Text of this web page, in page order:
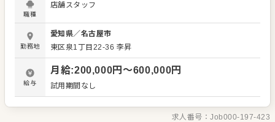
に関わる幅広いスキルを身につけられます。 よりよいお店
迎です。 【具体的には…】 ・お席へのご案内、オーダーテ
イク、レジ対応など接客全般 ・ドリンク作り、提供 ・予約
管理、電話対応 ・仕込みから盛り付けまでの調理業務 ・食
材の仕入れや在庫管理 ・アルバイトスタッフの教育 など
入社後はスキルに合わせた業務からお任せしますので、
徐々に仕事の幅を広げていきましょう。先輩スタッフがあ
てスタートできる環境です。 ゆくゆくは、ステップアップ
職種
店舗スタッフ
勤務地
愛知県／名古屋市
東区泉1丁目22-36 李昇
給与
月給:200,000円〜600,000円
試用期間なし
求人番号：Job000-197-423